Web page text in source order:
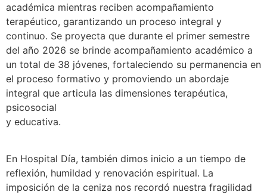
académica mientras reciben acompañamiento
terapéutico, garantizando un proceso integral y
continuo. Se proyecta que durante el primer semestre
del año 2026 se brinde acompañamiento académico a
un total de 38 jóvenes, fortaleciendo su permanencia en
el proceso formativo y promoviendo un abordaje
integral que articula las dimensiones terapéutica,
psicosocial
y educativa.
En Hospital Día, también dimos inicio a un tiempo de
reflexión, humildad y renovación espiritual. La
imposición de la ceniza nos recordó nuestra fragilidad